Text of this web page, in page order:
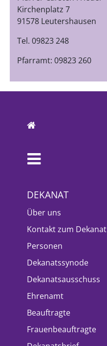
Kirchenplatz 7
91578 Leutershausen
Tel. 09823 248
Pfarramt: 09823 260
DEKANAT
Über uns
Kontakt zum Dekanat
Personen
Dekanatssynode
Dekanatsausschuss
Ehrenamt
Beauftragte
Frauenbeauftragte